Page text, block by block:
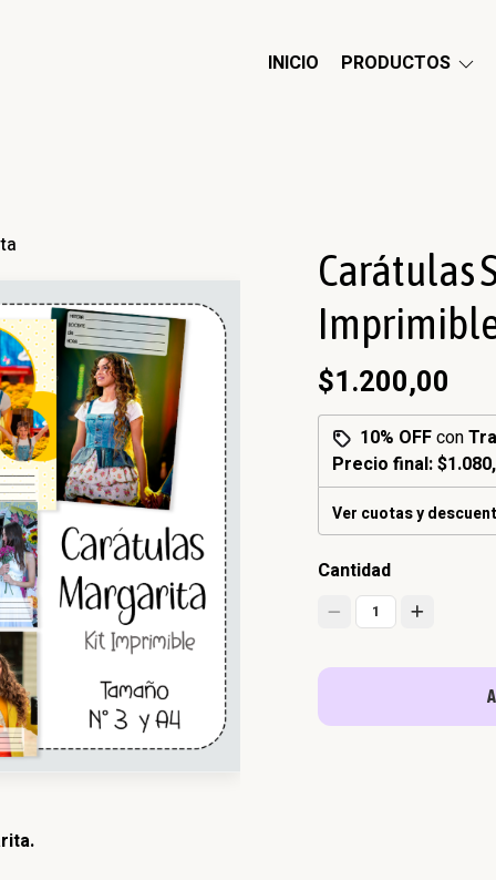
INICIO PRODUCTOS
Carátulas
$1.200,00
10% OFFcon
Precio final:
Ver cuotas y
Cantidad
1